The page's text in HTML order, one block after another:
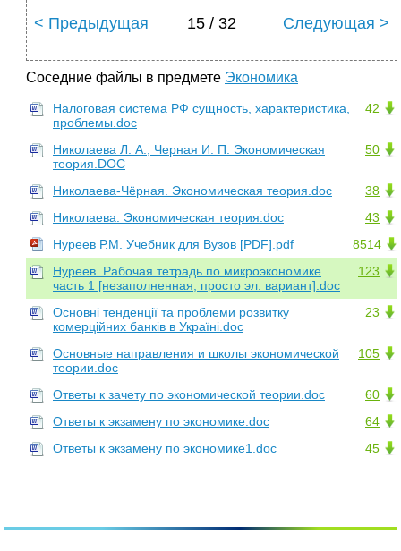
< Предыдущая 15 / 32 Следующая >
Соседние файлы в предмете Экономика
42
Налоговая система РФ сущность, характеристика,
проблемы.doc
50
Николаева Л. А., Черная И. П. Экономическая
теория.DOC
38
Николаева-Чёрная. Экономическая теория.doc
43
Николаева. Экономическая теория.doc
8514
Нуреев Р.М. Учебник для Вузов [PDF].pdf
123
Нуреев. Рабочая тетрадь по микроэкономике
часть 1 [незаполненная, просто эл. вариант].doc
23
Основні тенденції та проблеми розвитку
комерційних банків в Україні.doc
105
Основные направления и школы экономической
теории.doc
60
Ответы к зачету по экономической теории.doc
64
Ответы к экзамену по экономике.doc
45
Ответы к экзамену по экономике1.doc